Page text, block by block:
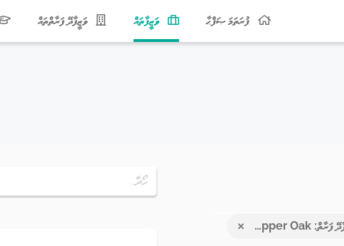
ފުރަތަމަ ޞަފްޙާ ވަޒީފާތައް
(current) ވަޒީފާދޭ ފަރާތްތައް
ވަޒީފާދޭ ފަރާތް: Pepper Oak